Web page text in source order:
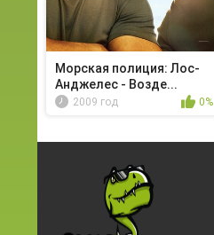
Морская полиция: Лос-
Анджелес - Возде...
2009 год 0%